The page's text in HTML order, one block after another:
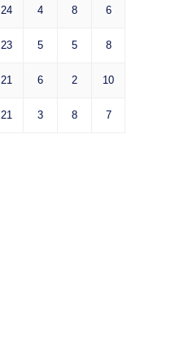
24 4 8 6
23 5 5 8
21 6 2 10
21 3 8 7